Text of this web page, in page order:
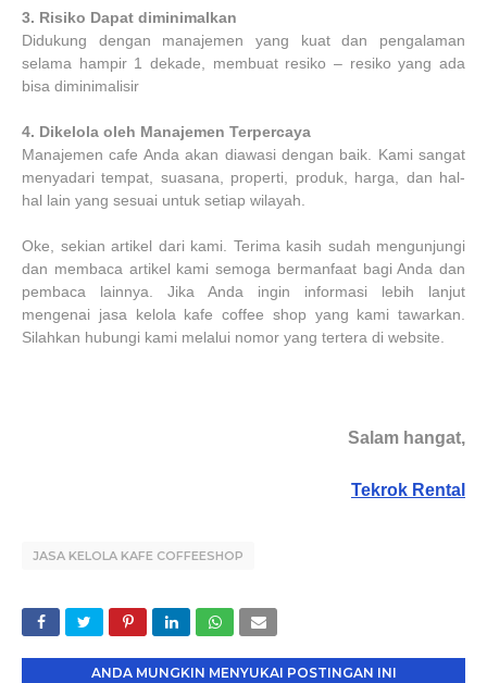
3. Risiko Dapat diminimalkan
Didukung dengan manajemen yang kuat dan pengalaman
selama hampir 1 dekade, membuat resiko – resiko yang ada
bisa diminimalisir
4. Dikelola oleh Manajemen Terpercaya
Manajemen cafe Anda akan diawasi dengan baik. Kami sangat
menyadari tempat, suasana, properti, produk, harga, dan hal-
hal lain yang sesuai untuk setiap wilayah.
Oke, sekian artikel dari kami. Terima kasih sudah mengunjungi
dan membaca artikel kami semoga bermanfaat bagi Anda dan
pembaca lainnya. Jika Anda ingin informasi lebih lanjut
mengenai jasa kelola kafe coffee shop yang kami tawarkan.
Silahkan hubungi kami melalui nomor yang tertera di website.
Salam hangat,
Tekrok Rental
JASA KELOLA KAFE COFFEESHOP
ANDA MUNGKIN MENYUKAI POSTINGAN INI